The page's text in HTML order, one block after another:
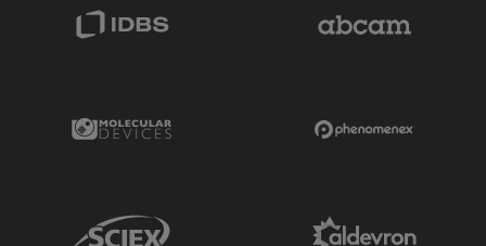
Molecular Devices Link
Sciex Link